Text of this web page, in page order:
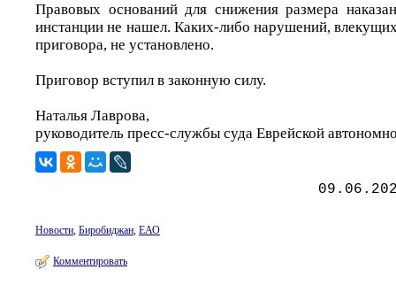
Правовых оснований для снижения размера
инстанции не нашел. Каких-либо нарушений,
приговора, не установлено.
Приговор вступил в законную силу.
Наталья Лаврова,
руководитель пресс-службы суда Еврейской
Новости, Биробиджан, ЕАО
Комментировать